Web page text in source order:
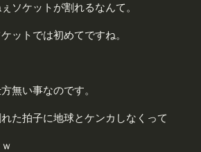
ソケットが割れるなんて。
ットでは初めてですね。
無い事なのです。
た拍子に地球とケンカしなくって